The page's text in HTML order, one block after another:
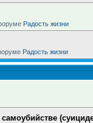
Радость жизни
Радость жизни